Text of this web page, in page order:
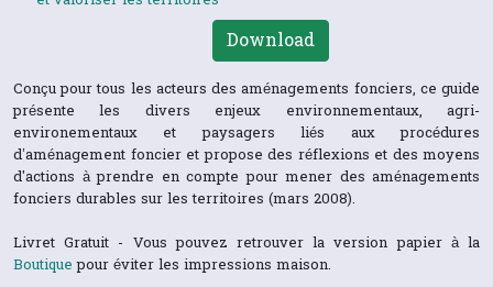
Download
Conçu pour tous les acteurs des aménagements fonciers, ce guide
présente les divers enjeux environnementaux, agri-
environementaux et paysagers liés aux procédures
d’aménagement foncier et propose des réflexions et des moyens
d'actions à prendre en compte pour mener des aménagements
fonciers durables sur les territoires (mars 2008).
Livret Gratuit - Vous pouvez retrouver la version papier à la
Boutiquepour éviter les impressions maison.